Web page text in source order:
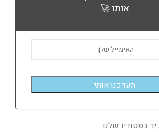
אותו 🚀